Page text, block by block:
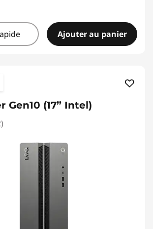
Ajouter au panier
Gen10 (17” Intel)